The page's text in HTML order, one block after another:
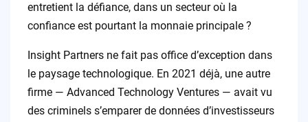
entretient la défiance, dans un secteur où la
confiance est pourtant la monnaie principale ?
Insight Partners ne fait pas office d’exception dans
le paysage technologique. En 2021 déjà, une autre
firme — Advanced Technology Ventures — avait vu
des criminels s’emparer de données d’investisseurs